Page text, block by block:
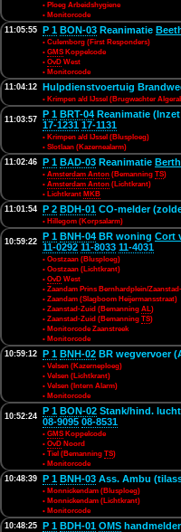
• Ploeg Arbeidshygiene
• Monitorcode
11:05:55 P 1 BON-03 Reanimatie
• Culemborg (First Responders)
• GMS Koppelcode
• OvD West
• Monitorcode
11:04:12 Hulpdienstvoertuig
• Krimpen a/d IJssel (Brugwachter
11:03:57 P 1 BRT-04 Reanimatie
17-1231 17-1131
• Krimpen a/d IJssel (Blusploeg)
• Slotlaan (Kazernealarm)
11:02:46 P 1 BAD-03 Reanimatie
• Amsterdam Anton (Bemanning TS)
• Amsterdam Anton (Lichtkrant)
• Lichtkrant MKB
11:01:54 P 2 BDH-01 CO-melder
• Hillegom (Korpsalarm)
10:59:22 P 1 BNH-04 BR woning Cort
11-0292 11-8033 11-4031
• Oostzaan (Blusploeg)
• Oostzaan (Lichtkrant)
• OvD West
• Zaandam Prins Bernhardplein/
• Zaandam (Slagboom Heijermansstraat)
• Zaanstad-Zuid (Bemanning AL)
• Zaanstad-Zuid (Bemanning TS)
• Monitorcode Zaanstreek
• Monitorcode
10:59:12 P 1 BNH-02 BR wegvervoer
• Velsen (Kazerneploeg)
• Velsen (Lichtkrant)
• Velsen (Intern Alarm)
• Monitorcode
10:52:24 P 1 BON-02 Stank/hind.
08-9095 08-8531
• GMS Koppelcode
• OvD Noord
• Tiel (Bemanning TS)
• Monitorcode
10:48:39 P 1 BNH-03 Ass. Ambu
• Monnickendam (Blusploeg)
• Monnickendam (Lichtkrant)
• Monitorcode
10:48:25 P 1 BDH-01 OMS handmelder